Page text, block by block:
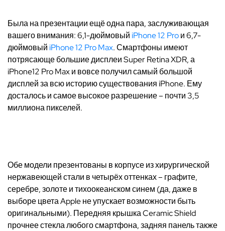
Была на презентации ещё одна пара, заслуживающая
вашего внимания: 6,1-дюймовыйiPhone 12 Proи 6,7-
дюймовыйiPhone 12 Pro Max. Смартфоны имеют
потрясающе большие дисплеи Super Retina XDR, а
iPhone12 Pro Max и вовсе получил самый большой
дисплей за всю историю существования iPhone. Ему
досталось и самое высокое разрешение – почти 3,5
миллиона пикселей.
Обе модели презентованы в корпусе из хирургической
нержавеющей стали в четырёх оттенках – графите,
серебре, золоте и тихоокеанском синем (да, даже в
выборе цвета Apple не упускает возможности быть
оригинальными). Передняя крышка Ceramic Shield
прочнее стекла любого смартфона, задняя панель также